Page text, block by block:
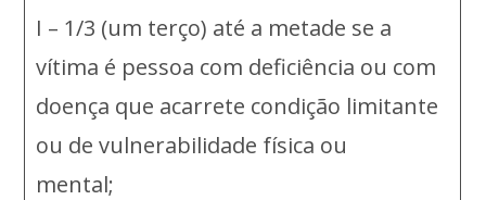
I – 1/3 (um terço) até a metade se a
vítima é pessoa com deficiência ou com
doença que acarrete condição limitante
ou de vulnerabilidade física ou
mental;